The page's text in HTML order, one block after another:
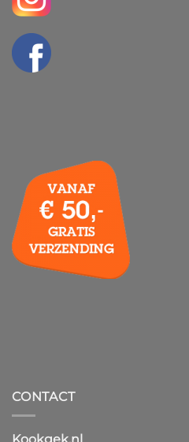
CONTACT